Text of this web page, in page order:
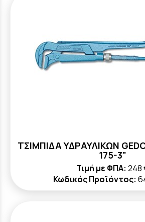
ΤΣΙΜΠΙΔΑ ΥΔΡΑΥΛΙΚΩΝ
175-3"
Τιμή με ΦΠΑ: 248
Κωδικός Προϊόντος: